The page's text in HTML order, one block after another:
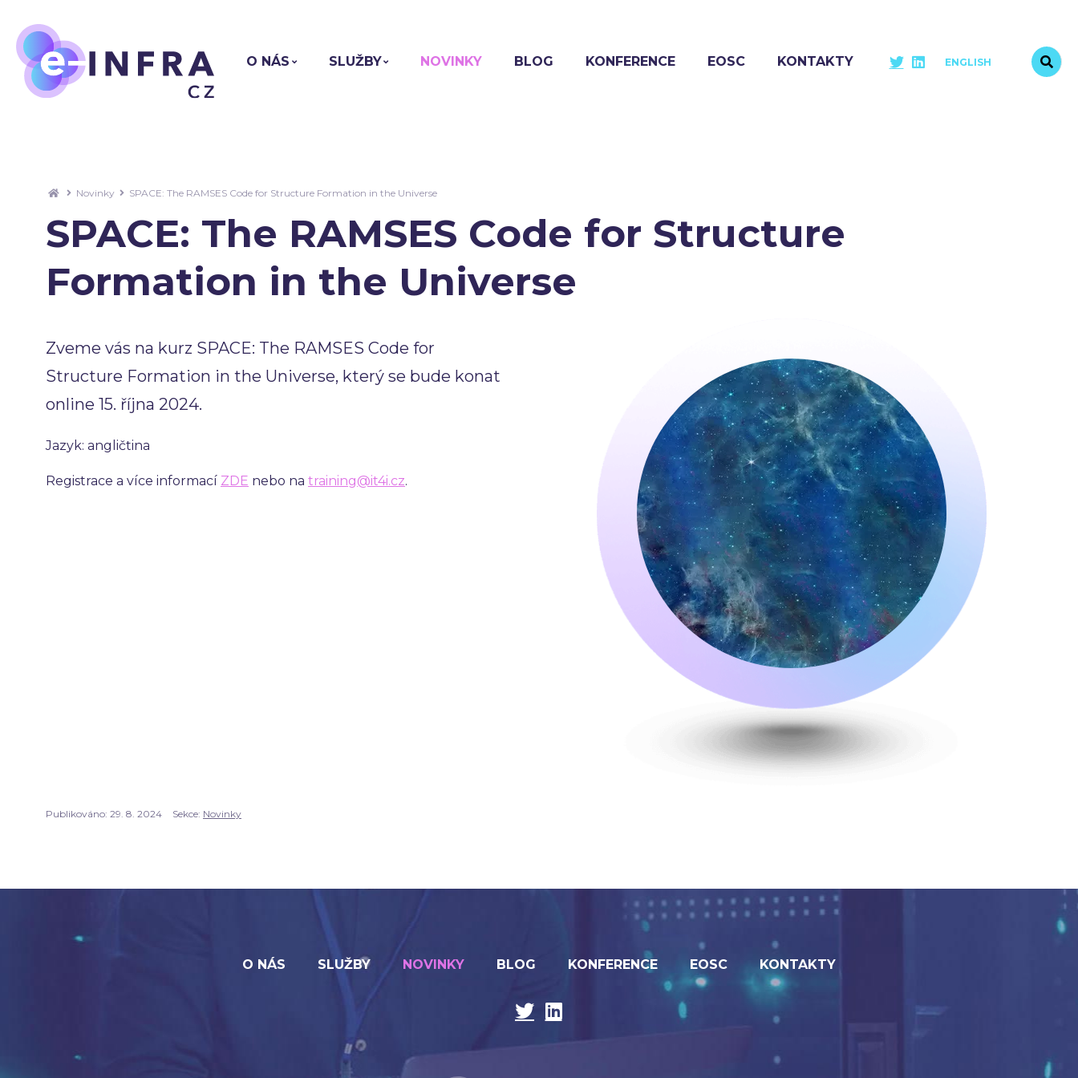
O NÁS SLUŽBY NOVINKY BLOG KONFERENCE EOSC KONTAKTY ENGLISH
Novinky SPACE: The RAMSES Code for Structure Formation in the Universe
SPACE: The RAMSES Code for Structure
Formation in the Universe
Zveme vás na kurz SPACE: The RAMSES Code for
Structure Formation in the Universe, který se bude konat
online 15. října 2024.
Jazyk: angličtina
Registrace a více informací ZDE nebo na training@it4i.cz.
Publikováno: 29. 8. 2024 Sekce: Novinky
O NÁS SLUŽBY NOVINKY BLOG KONFERENCE EOSC KONTAKTY